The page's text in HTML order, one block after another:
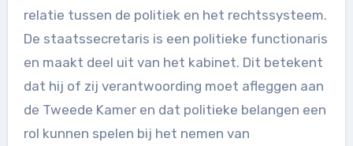
relatie tussen de politiek en het rechtssysteem.
De staatssecretaris is een politieke functionaris
en maakt deel uit van het kabinet. Dit betekent
dat hij of zij verantwoording moet afleggen aan
de Tweede Kamer en dat politieke belangen een
rol kunnen spelen bij het nemen van